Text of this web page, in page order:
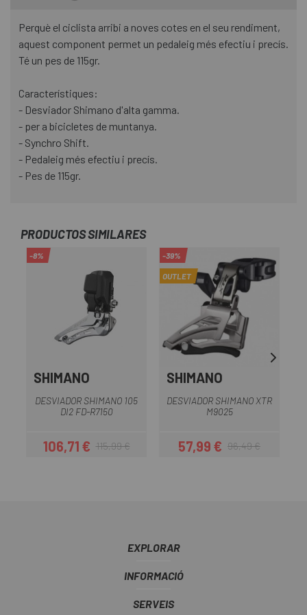
Perquè el ciclista arribi a noves cotes en el seu rendiment,
aquest component permet un pedaleig més efectiu i precís.
Té un pes de 115gr.
Característiques:
- Desviador Shimano d'alta gamma.
- per a bicicletes de muntanya.
- Synchro Shift.
- Pedaleig més efectiu i precís.
- Pes de 115gr.
PRODUCTOS SIMILARES
-8%
SHIMANO
DESVIADOR SHIMANO 105
DI2 FD-R7150
Preu
106,71 €Preu regular
115,99 €
-39%
OUTLET
SHIMANO
DESVIADOR SHIMANO XTR
M9025
Preu
57,99 €Preu regular
96,49 €
EXPLORAR
INFORMACIÓ
SERVEIS